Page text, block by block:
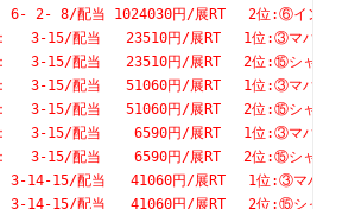
]: 6- 2- 8/配当 1024030円/展RT　 2位
]：　 3-15/配当   23510円/展RT　
　]：　 3-15/配当   23510円/展RT
]：　 3-15/配当   51060円/展RT　
　]：　 3-15/配当   51060円/展RT
]：　 3-15/配当    6590円/展RT　
ド]：　 3-15/配当    6590円/展RT
]: 3-14-15/配当   41060円/展RT　
複]: 3-14-15/配当   41060円/展RT